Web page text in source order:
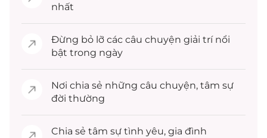
nhất
Đừng bỏ lỡ các câu chuyện giải trínổi
bật trong ngày
Nơi chia sẻ những câu chuyện, tâm sự
đời thường
Chia sẻ tâm sự tình yêu, gia đình